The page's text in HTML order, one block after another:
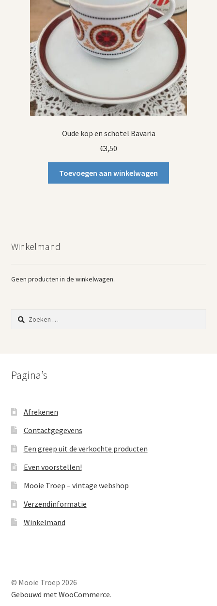
Oude kop en schotel Bavaria
€3,50
Toevoegen aan winkelwagen
Winkelmand
Geen producten in de winkelwagen.
Zoeken
naar:
Pagina’s
Afrekenen
Contactgegevens
Een greep uit de verkochte producten
Even voorstellen!
Mooie Troep – vintage webshop
Verzendinformatie
Winkelmand
© Mooie Troep 2026
Gebouwd met WooCommerce.